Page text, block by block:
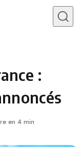
:
en 4 min